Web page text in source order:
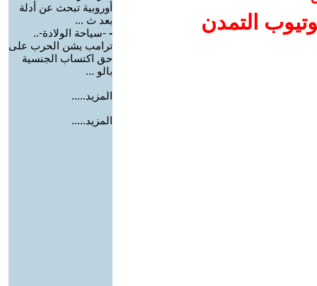
التمدن
أوروبية تبحث عن أدلة
بعد ث ...
- -سياحة الولادة-..
ترامب يشن الحرب على
حق اكتساب الجنسية
بالو ...
المزيد.....
المزيد.....